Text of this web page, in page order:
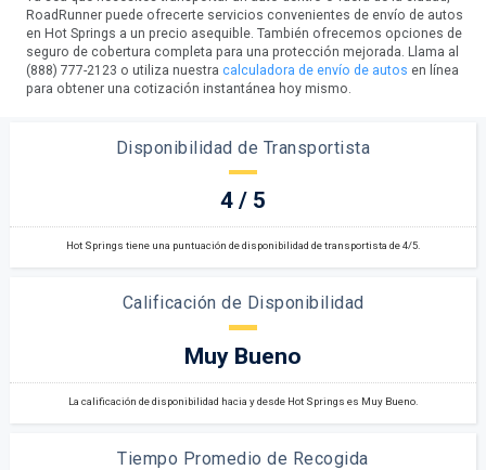
RoadRunner puede ofrecerte servicios convenientes de envío de autos
en Hot Springs a un precio asequible. También ofrecemos opciones de
seguro de cobertura completa para una protección mejorada. Llama al
(888) 777-2123 o utiliza nuestra calculadora de envío de autos en línea
para obtener una cotización instantánea hoy mismo.
Disponibilidad de Transportista
4 / 5
Hot Springs tiene una puntuación de disponibilidad de transportista de 4/5.
Calificación de Disponibilidad
Muy Bueno
La calificación de disponibilidad hacia y desde Hot Springs es Muy Bueno.
Tiempo Promedio de Recogida